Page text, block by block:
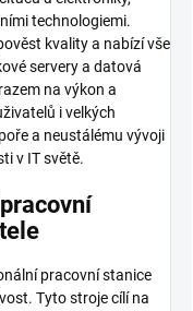
technologiemi.
kvality a nabízí vše
servery a datová
na výkon a
i velkých
a neustálému vývoji
v IT světě.
pracovní stanice
Tyto stroje cílí na